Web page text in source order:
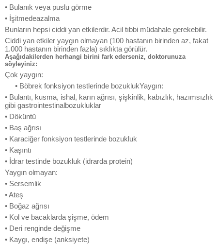
• Bulanık veya puslu görme
• İşitmedeazalma
Bunların hepsi ciddi yan etkilerdir. Acil tıbbi müdahale gerekebilir.
Ciddi yan etkiler yaygın olmayan (100 hastanın birinden az, fakat
1.000 hastanın birinden fazla) sıklıkta görülür.
Aşağıdakilerden herhangi birini fark ederseniz, doktorunuza
söyleyiniz:
Çok yaygın:
• Böbrek fonksiyon testlerinde bozuklukYaygın:
• Bulantı, kusma, ishal, karın ağrısı, şişkinlik, kabızlık, hazımsızlık
gibi gastrointestinalbozukluklar
• Döküntü
• Baş ağrısı
• Karaciğer fonksiyon testlerinde bozukluk
• Kaşıntı
• İdrar testinde bozukluk (idrarda protein)
Yaygın olmayan:
• Sersemlik
• Ateş
• Boğaz ağrısı
• Kol ve bacaklarda şişme, ödem
• Deri renginde değişme
• Kaygı, endişe (anksiyete)